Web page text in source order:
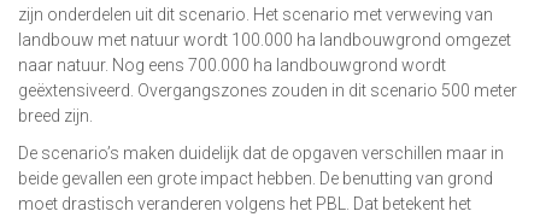
zijn onderdelen uit dit scenario. Het scenario met verweving van
landbouw met natuur wordt 100.000 ha landbouwgrond omgezet
naar natuur. Nog eens 700.000 ha landbouwgrond wordt
geëxtensiveerd. Overgangszones zouden in dit scenario 500 meter
breed zijn.
De scenario’s maken duidelijk dat de opgaven verschillen maar in
beide gevallen een grote impact hebben. De benutting van grond
moet drastisch veranderen volgens het PBL. Dat betekent het